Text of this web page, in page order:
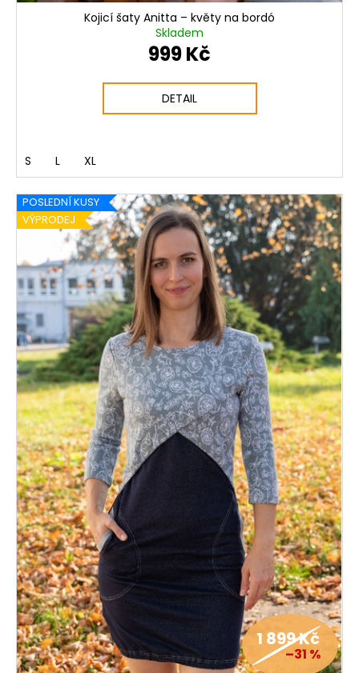
Kojicí šaty Anitta – květy na bordó
Skladem
999 Kč
DETAIL
S L XL
POSLEDNÍ KUSY
VÝPRODEJ
1 899 Kč
–31 %